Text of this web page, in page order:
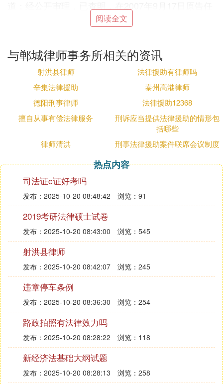
怀山在被告高尉民开办的郸城县宏泰砖窑场交19600
元购砖款而被告收款后未发砖；在2007年10月9日原
款后因没有生产出砖，造成至今未给付原告砖。
经法院主持调解，双方自愿达成协议：被告高尉民自
愿于2009年1月28日前归还欠原告任怀山和齐灯龙砖
款19600元、13280元。
任怀山说，本来以为有了法院调解书，什么都好办
了，可他们再次找高尉民要钱时，高尉民还是不给，
“官员都是人民选出来的公仆，可我还没有见过这样
记者采访得知，现任郸城县畜牧局局长高尉民曾在当
地党校等单位任职，关系众多，老家即是砖窑场所在
地的高大庄。
这一点，高大庄原村支书也做了证实。“要不是老家
在高大庄，高大庄会同意他在村里耕地上开砖窑场
吗？”
开窑的暴利
至今，任怀山和齐灯龙还没有拿到购砖款。
主办该案件的郸城县法院执行法官赫丙用说，他们曾
到畜牧局找过高尉民两次，高尉民称投资失利，砖窑
场一直不赚钱，没多余钱还账。
一个开办砖窑场的局长，真的连三万多元钱也还不起
吗？
当地一知情人说，生产黏土砖利润还是可以的，每块
砖净利润一毛钱左右。现今，这个黏土砖窑场还在生
产，光今年以来，卖的钱也有几十万元了。
这个砖窑场的承包人几次更迭，去年下半年的承包人
阅读全文
与郸城律师事务所相关的资讯
射洪县律师
法律援助有律师吗
辛集法律援助
泰州高港律师
德阳刑事律师
法律援助12368
擅自从事有偿法律服务
刑诉应当提供法律援助的情形包
括哪些
律师清洪
刑事法律援助案件联席会议制度
热点内容
司法证c证好考吗
发布：2025-10-20 08:48:42 浏览：91
2019考研法律硕士试卷
发布：2025-10-20 08:43:00 浏览：545
射洪县律师
发布：2025-10-20 08:42:07 浏览：245
违章停车条例
发布：2025-10-20 08:36:30 浏览：254
路政拍照有法律效力吗
发布：2025-10-20 08:28:22 浏览：118
新经济法基础大纲试题
发布：2025-10-20 08:28:13 浏览：258